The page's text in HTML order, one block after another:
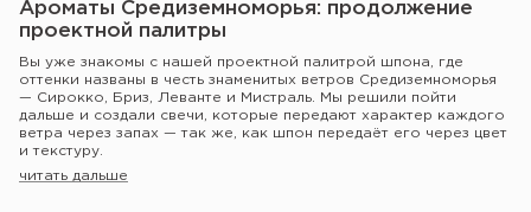
Ароматы Средиземноморья: продолжение
проектной палитры
Вы уже знакомы с нашей проектной палитрой шпона, где
оттенки названы в честь знаменитых ветров Средиземноморья
— Сирокко, Бриз, Леванте и Мистраль. Мы решили пойти
дальше и создали свечи, которые передают характер каждого
ветра через запах — так же, как шпон передаёт его через цвет
и текстуру.
читать дальше